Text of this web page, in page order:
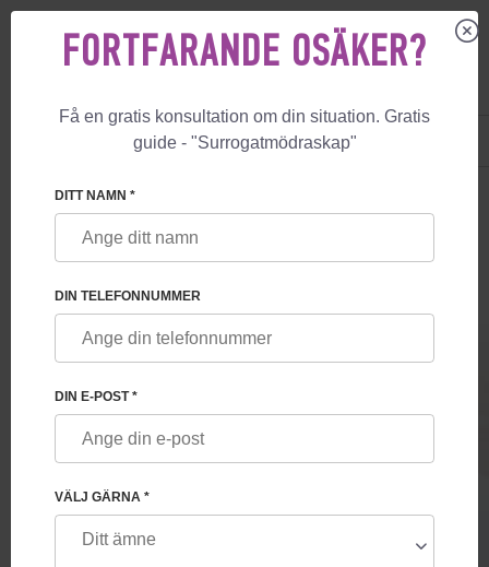
+1 844 892 78 00 UK
PRISER IVF-TJÄNSTER
VIP GUARANTEE FIV
IVF + PGD. Användning av stamceller och
mitokondriell överföring, med möjlighet
till övergång till tjänsten för
FORTFARANDE OSÄKER?
Få en gratis konsultation om din situation. Gratis
guide - "Surrogatmödraskap"
DITT NAMN *
DIN TELEFONNUMMER
DIN E-POST *
VÄLJ GÄRNA *